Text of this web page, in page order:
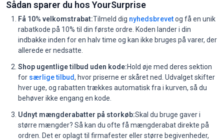
Sådan sparer du hos YourSurprise
Få 10% velkomstrabat:Tilmeld dig nyhedsbrevetog få en unik
rabatkode på 10% til din første ordre. Koden lander i din
indbakke inden for en halv time og kan ikke bruges på varer, der
allerede er nedsatte.
Shop ugentlige tilbud uden kode:Hold øje med deres sektion
for særlige tilbud, hvor priserne er skåret ned. Udvalget skifter
hver uge, og rabatten trækkes automatisk fra i kurven, så du
behøver ikke engang en kode.
Udnyt mængderabatter på storkøb:Skal du bruge gaver i
større mængder? Så kan du ofte få mængderabat direkte på
ordren. Det er oplagt til firmafester eller større begivenheder,